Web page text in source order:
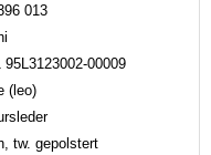
013
95L3123002-00009
(leo)
tw. gepolstert